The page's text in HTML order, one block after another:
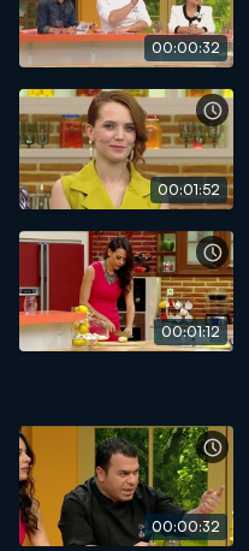
00:00:32
00:01:52
00:01:12
00:00:32